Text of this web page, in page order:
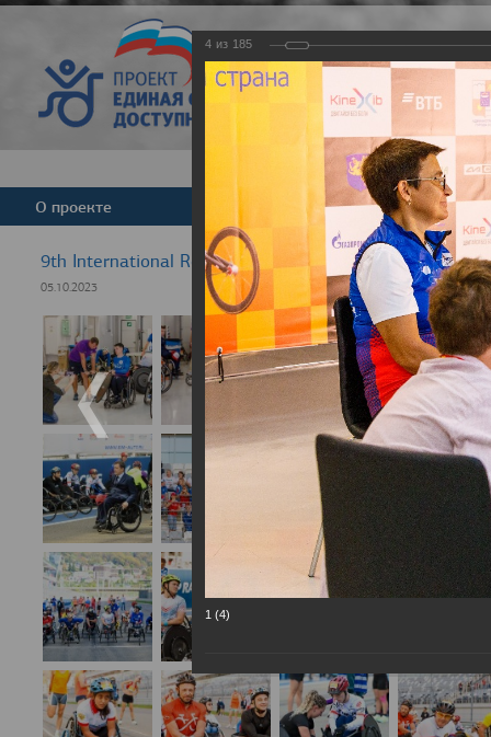
Версия для
О проекте Команда Новости
9th International Rezept-Sport Wheelchair Half
05.10.2023
4 из 185
1 (4)